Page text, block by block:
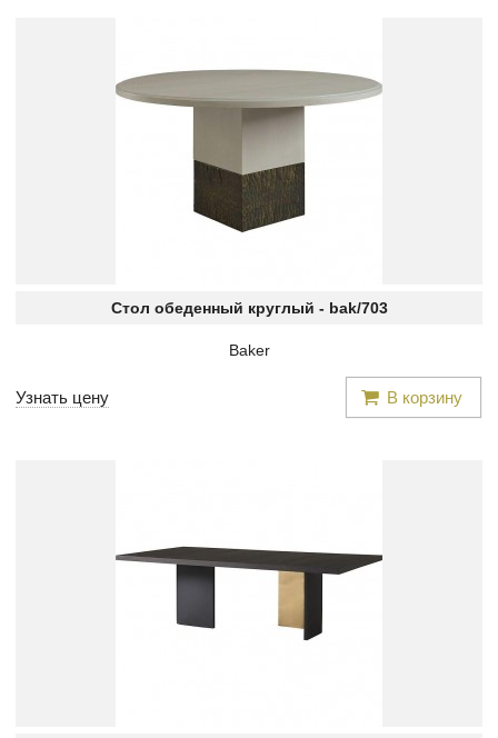
Стол обеденный круглый - bak/703
Baker
Узнать цену В корзину